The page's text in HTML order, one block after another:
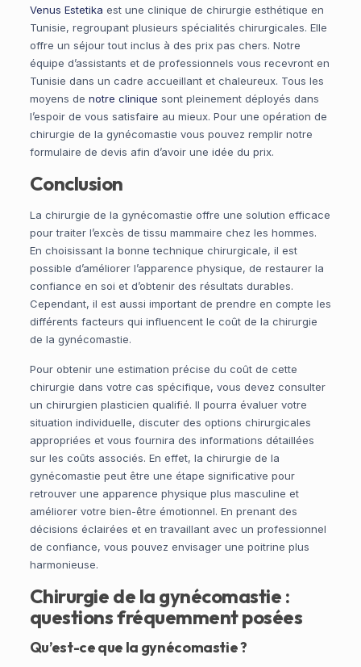
Venus Estetika est une clinique de chirurgie esthétique en
Tunisie, regroupant plusieurs spécialités chirurgicales. Elle
offre un séjour tout inclus à des prix pas chers. Notre
équipe d’assistants et de professionnels vous recevront en
Tunisie dans un cadre accueillant et chaleureux. Tous les
moyens de notre clinique sont pleinement déployés dans
l’espoir de vous satisfaire au mieux. Pour une opération de
chirurgie de la gynécomastie vous pouvez remplir notre
formulaire de devis afin d’avoir une idée du prix.
Conclusion
La chirurgie de la gynécomastie offre une solution efficace
pour traiter l’excès de tissu mammaire chez les hommes.
En choisissant la bonne technique chirurgicale, il est
possible d’améliorer l’apparence physique, de restaurer la
confiance en soi et d’obtenir des résultats durables.
Cependant, il est aussi important de prendre en compte les
différents facteurs qui influencent le coût de la chirurgie
de la gynécomastie.
Pour obtenir une estimation précise du coût de cette
chirurgie dans votre cas spécifique, vous devez consulter
un chirurgien plasticien qualifié. Il pourra évaluer votre
situation individuelle, discuter des options chirurgicales
appropriées et vous fournira des informations détaillées
sur les coûts associés. En effet, la chirurgie de la
gynécomastie peut être une étape significative pour
retrouver une apparence physique plus masculine et
améliorer votre bien-être émotionnel. En prenant des
décisions éclairées et en travaillant avec un professionnel
de confiance, vous pouvez envisager une poitrine plus
harmonieuse.
Chirurgie de la gynécomastie :
questions fréquemment posées
Qu’est-ce que la gynécomastie ?